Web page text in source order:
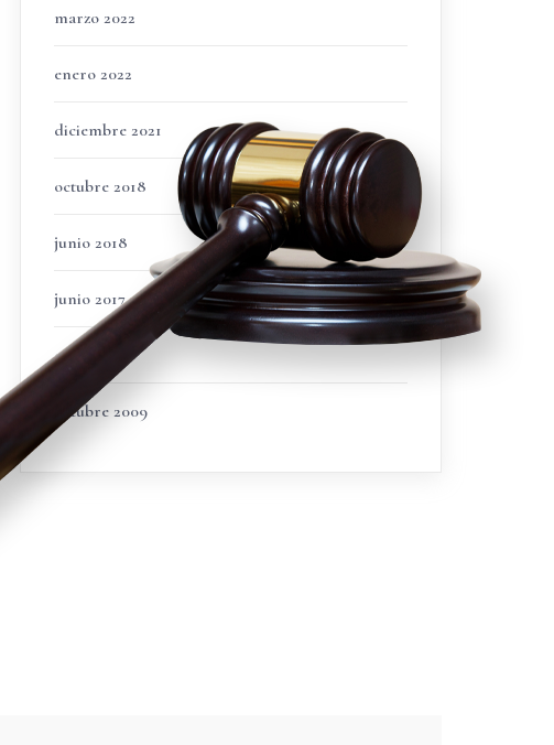
marzo 2022
enero 2022
diciembre 2021
octubre 2018
junio 2018
junio 2017
enero 2016
octubre 2009